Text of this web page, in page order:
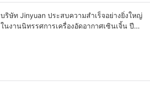
บริษัท Jinyuan ประสบความสำเร็จอย่างยิ่งใหญ่
ในงานนิทรรศการเครื่องอัดอากาศเซินเจิ้น ปี